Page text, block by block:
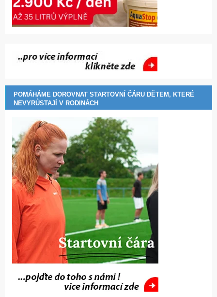
POMÁHÁME DOROVNAT STARTOVNÍ ČÁRU DĚTEM, KTERÉ
NEVYRŮSTAJÍ V RODINÁCH